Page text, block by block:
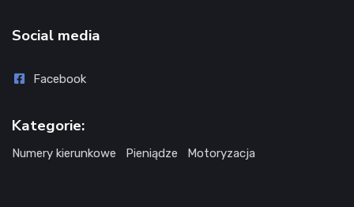
Social media
Facebook
Kategorie:
Numery kierunkowe Pieniądze Motoryzacja